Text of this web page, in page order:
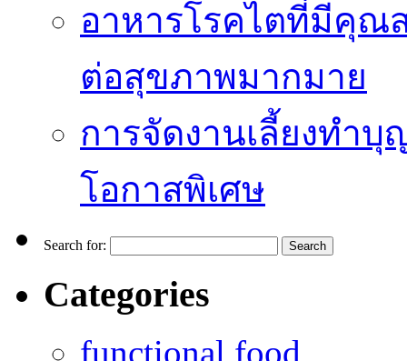
อาหารโรคไตที่มีคุณ
ต่อสุขภาพมากมาย
การจัดงานเลี้ยงทำ
โอกาสพิเศษ
Search for:
Categories
functional food